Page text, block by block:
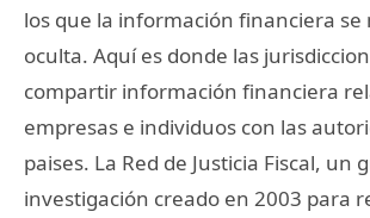
los que la información financiera
oculta. Aquí es donde las
compartir información financiera
empresas e individuos con las
paises. La Red de Justicia Fiscal, un
investigación creado en 2003 para